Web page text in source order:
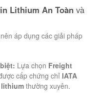
Lithium An Toàn và
áp dụng các giải pháp
Lựa chọn Freight
cấp chứng chỉ IATA
thường xuyên.